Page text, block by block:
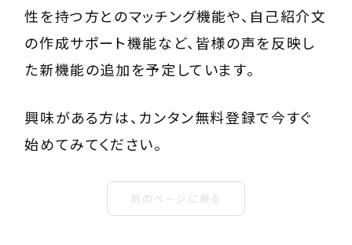
性を持つ方とのマッチング機能や、自己紹介文
の作成サポート機能など、皆様の声を反映し
た新機能の追加を予定しています。
興味がある方は、カンタン無料登録で今すぐ
始めてみてください。
前のページに戻る